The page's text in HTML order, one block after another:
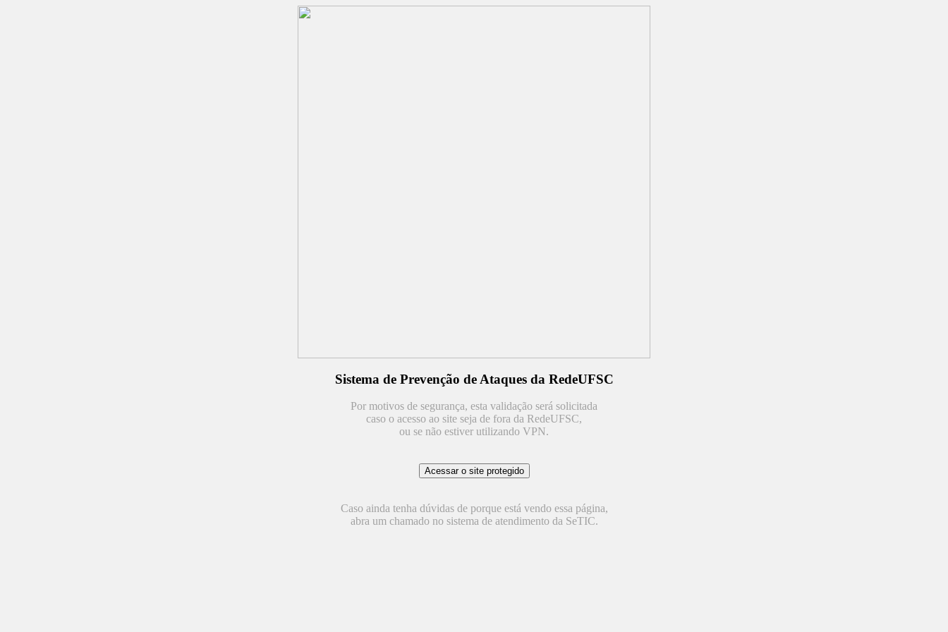
Sistema de Prevenção de Ataques da RedeUFSC
Por motivos de segurança, esta validação será solicitada
caso o acesso ao site seja de fora da RedeUFSC,
ou se não estiver utilizando VPN.
Caso ainda tenha dúvidas de porque está vendo essa página,
abra um chamado no sistema de atendimento da SeTIC.